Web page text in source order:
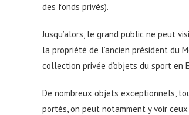
des fonds privés).
Jusqu’alors, le grand public ne peut
la propriété de l’ancien président du
collection privée d’objets du sport en
De nombreux objets exceptionnels,
portés, on peut notamment y voir